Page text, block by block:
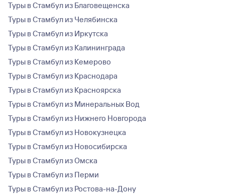
Туры в Стамбул из Благовещенска
Туры в Стамбул из Челябинска
Туры в Стамбул из Иркутска
Туры в Стамбул из Калининграда
Туры в Стамбул из Кемерово
Туры в Стамбул из Краснодара
Туры в Стамбул из Красноярска
Туры в Стамбул из Минеральных Вод
Туры в Стамбул из Нижнего Новгорода
Туры в Стамбул из Новокузнецка
Туры в Стамбул из Новосибирска
Туры в Стамбул из Омска
Туры в Стамбул из Перми
Туры в Стамбул из Ростова-на-Дону